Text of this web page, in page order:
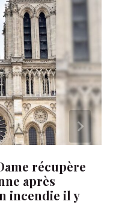
récupère
après
incendie il y